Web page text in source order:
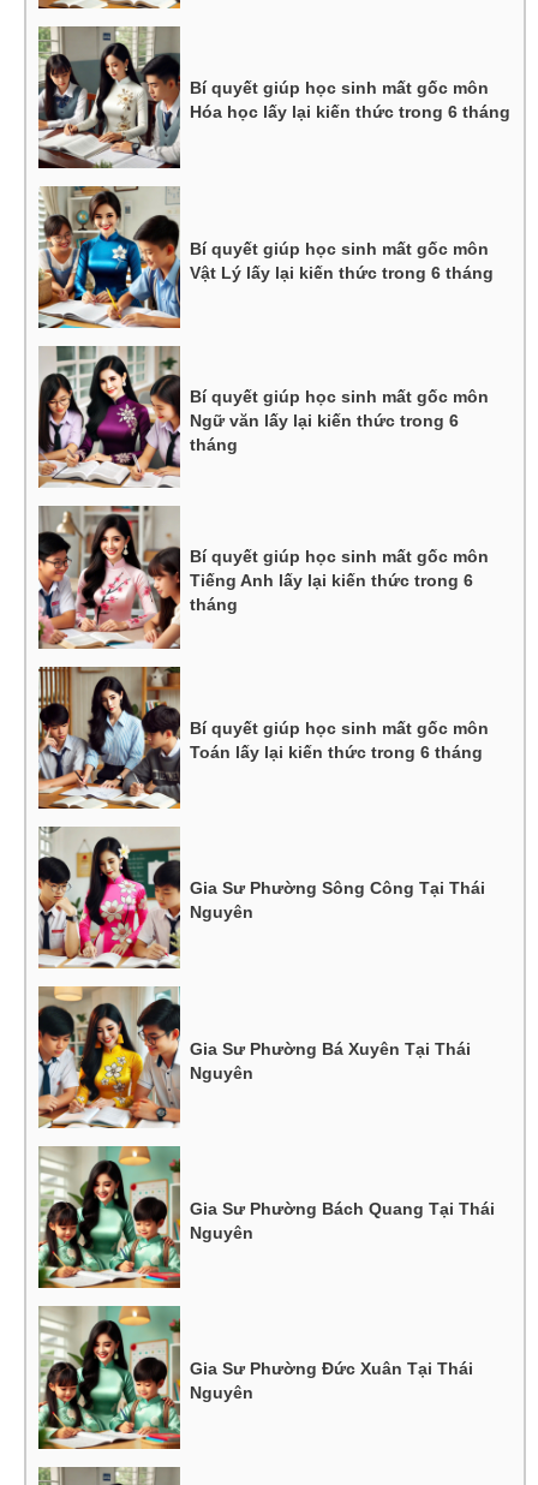
Bí quyết giúp học sinh mất gốc môn
Hóa học lấy lại kiến thức trong 6 tháng
Bí quyết giúp học sinh mất gốc môn
Vật Lý lấy lại kiến thức trong 6 tháng
Bí quyết giúp học sinh mất gốc môn
Ngữ văn lấy lại kiến thức trong 6
tháng
Bí quyết giúp học sinh mất gốc môn
Tiếng Anh lấy lại kiến thức trong 6
tháng
Bí quyết giúp học sinh mất gốc môn
Toán lấy lại kiến thức trong 6 tháng
Gia Sư Phường Sông Công Tại Thái
Nguyên
Gia Sư Phường Bá Xuyên Tại Thái
Nguyên
Gia Sư Phường Bách Quang Tại Thái
Nguyên
Gia Sư Phường Đức Xuân Tại Thái
Nguyên